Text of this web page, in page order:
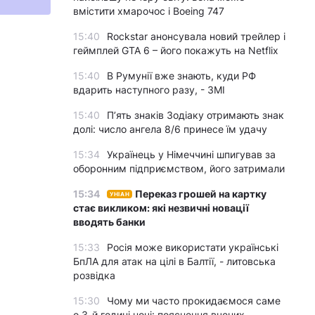
вмістити хмарочос і Boeing 747
15:40
Rockstar анонсувала новий трейлер і
геймплей GTA 6 – його покажуть на Netflix
15:40
В Румунії вже знають, куди РФ
вдарить наступного разу, - ЗМІ
15:40
П’ять знаків Зодіаку отримають знак
долі: число ангела 8/6 принесе їм удачу
15:34
Українець у Німеччині шпигував за
оборонним підприємством, його затримали
15:34 УНІАН
Переказ грошей на картку
стає викликом: які незвичні новації
вводять банки
15:33
Росія може використати українські
БпЛА для атак на цілі в Балтії, - литовська
розвідка
15:30
Чому ми часто прокидаємося саме